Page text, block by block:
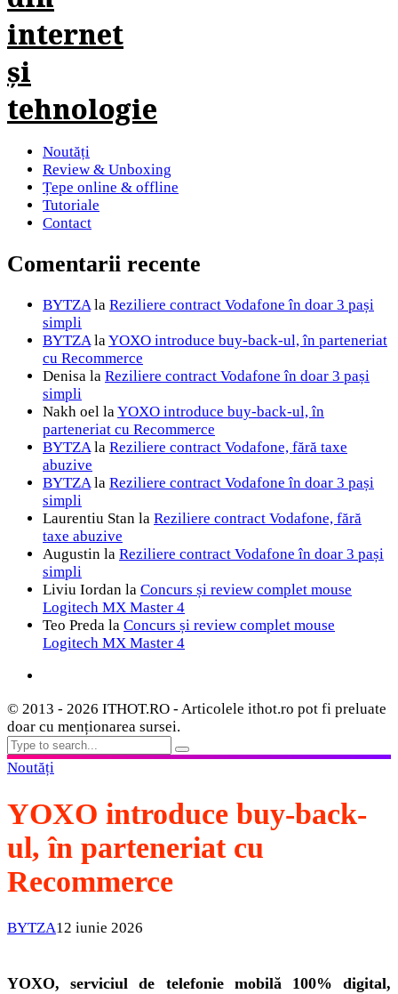
Noutăți
Review & Unboxing
Țepe online & offline
Tutoriale
Contact
Comentarii recente
BYTZAla Reziliere contract Vodafone în doar 3 pași
simpli
BYTZAlaYOXO introduce buy-back-ul, în parteneriat
cu Recommerce
Denisa la Reziliere contract Vodafone în doar 3 pași
simpli
Nakh oel laYOXO introduce buy-back-ul, în
parteneriat cu Recommerce
BYTZAla Reziliere contract Vodafone, fără taxe
abuzive
BYTZAla Reziliere contract Vodafone în doar 3 pași
simpli
Laurentiu Stan la Reziliere contract Vodafone, fără
taxe abuzive
Augustin la Reziliere contract Vodafone în doar 3 pași
simpli
Liviu Iordan la Concurs și review complet mouse
Logitech MX Master 4
Teo Preda la Concurs și review complet mouse
Logitech MX Master 4
© 2013 - 2026 ITHOT.RO - Articolele ithot.ro pot fi preluate
doar cu menționarea sursei.
Noutăți
YOXO introduce buy-back-
ul, în parteneriat cu
Recommerce
BYTZA12 iunie 2026
YOXO, serviciul de telefonie mobilă 100% digital,